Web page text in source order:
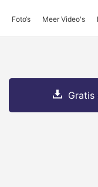
Foto‘s Meer Video's
Gratis